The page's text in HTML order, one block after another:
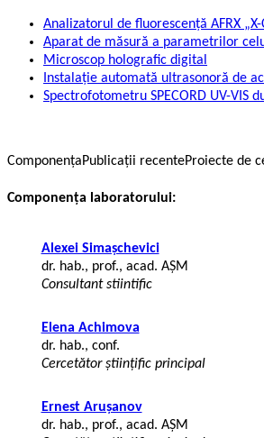
Analizatorul de fluorescență AFRX
Aparat de măsură a parametrilor
Microscop holografic digital
Instalație automată ultrasonoră de
Spectrofotometru SPECORD UV-VIS
ComponențaPublicații recenteProiecte de
Componenţa laboratorului:
Alexei Simașchevici
dr. hab., prof., acad. AȘM
Consultant stiintific
Elena Achimova
dr. hab., conf.
Cercetător științific principal
Ernest Arușanov
dr. hab., prof., acad. AȘM